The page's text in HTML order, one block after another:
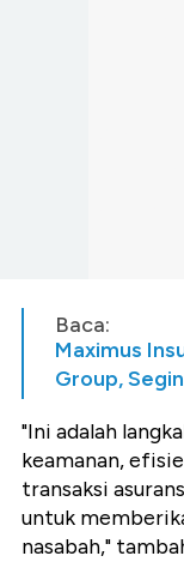
Baca:
Maximus
Group,
"Ini adalah
keamanan,
transaksi
untuk
nasabah,"